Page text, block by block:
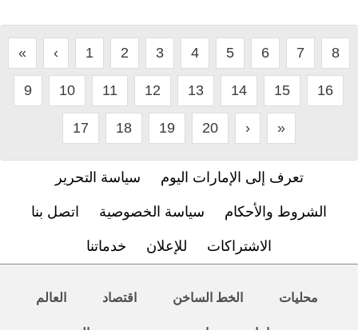
« ‹ 1 2 3 4 5 6 7 8
9 10 11 12 13 14 15 16
17 18 19 20 › »
تعرف إلى الإمارات اليوم سياسة التحرير
الشروط والأحكام سياسة الخصوصية اتصل بنا
الاشتراكات للإعلان خدماتنا
محليات الخط الساخن اقتصاد العالم